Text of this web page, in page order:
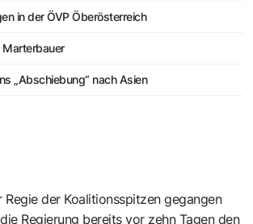
in der ÖVP Öberösterreich
Marterbauer
„Abschiebung“ nach Asien
Regie der Koalitionsspitzen gegangen
Regierung bereits vor zehn Tagen den